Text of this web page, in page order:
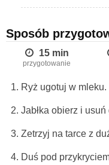
Sposób
15 min
przygotowanie
Ryż ugotuj w mleku.
Jabłka obierz i
Zetrzyj na tarce z
Duś pod